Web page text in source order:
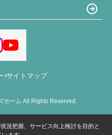
サイトマップ
ホーム All Rights Reserved.
況把握、サービス向上検討を目的と